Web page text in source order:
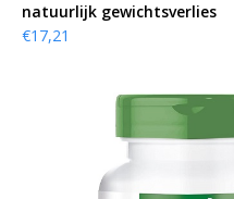
natuurlijk gewichtsverlies
€17,21